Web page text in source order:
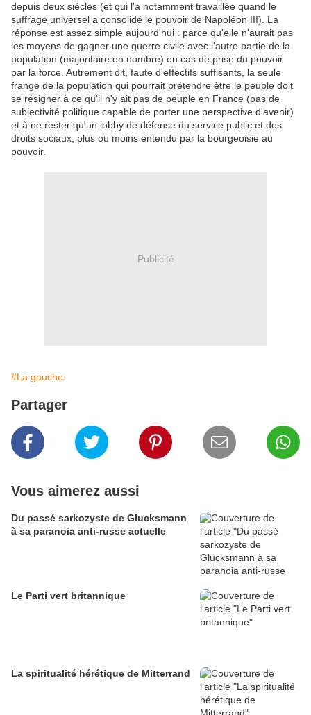
depuis deux siècles (et qui l'a notamment travaillée quand le
suffrage universel a consolidé le pouvoir de Napoléon III). La
réponse est assez simple aujourd'hui : parce qu'elle n'aurait pas
les moyens de gagner une guerre civile avec l'autre partie de la
population (majoritaire en nombre) en cas de prise du pouvoir
par la force. Autrement dit, faute d'effectifs suffisants, la seule
frange de la population qui pourrait prétendre être le peuple doit
se résigner à ce qu'il n'y ait pas de peuple en France (pas de
subjectivité politique capable de porter une perspective d'avenir)
et à ne rester qu'un lobby de défense du service public et des
droits sociaux, plus ou moins entendu par la bourgeoisie au
pouvoir.
Publicité
#La gauche
Partager
Vous aimerez aussi
Du passé sarkozyste de Glucksmann
à sa paranoia anti-russe actuelle
Le Parti vert britannique
La spiritualité hérétique de Mitterrand